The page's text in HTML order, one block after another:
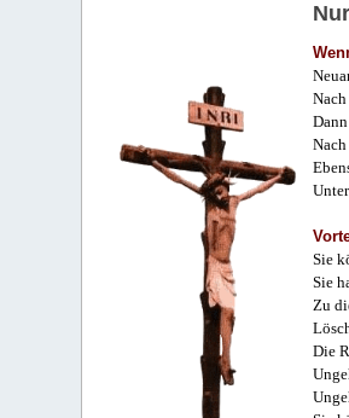
Sie
Sie
Zu
Die